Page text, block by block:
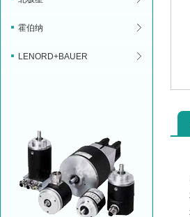
霍伯纳
LENORD+BAUER